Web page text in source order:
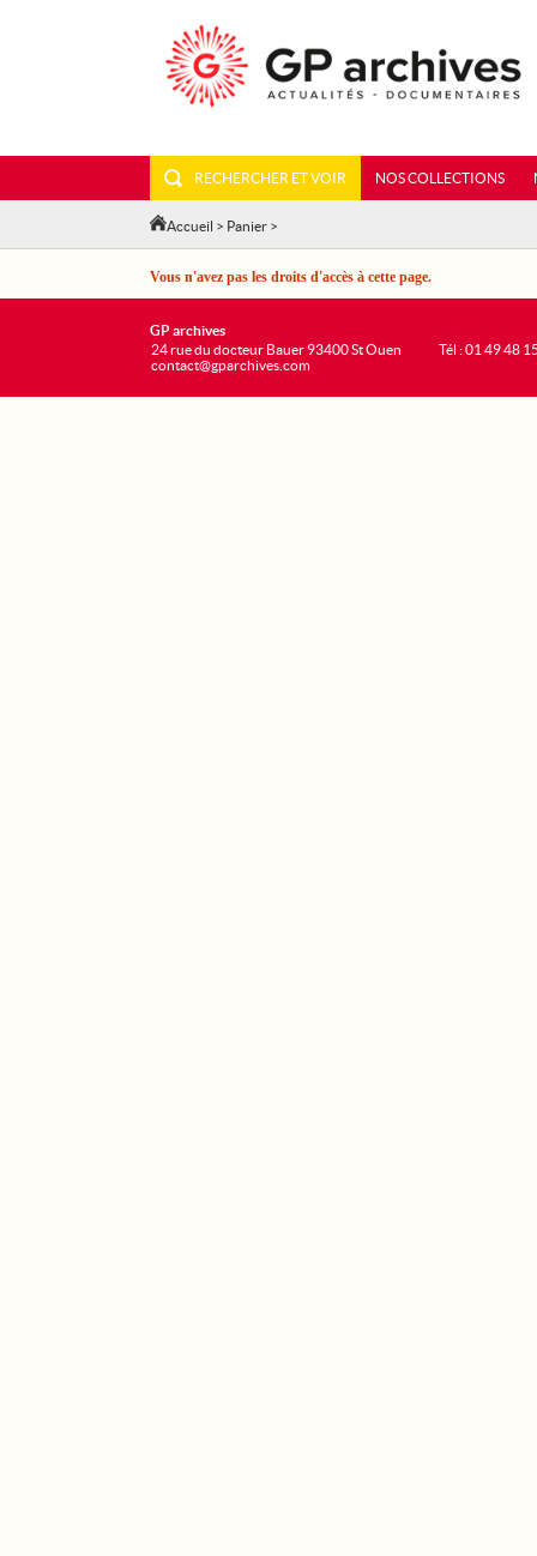
RECHERCHER ET VOIR NOS COLLECTIONS
Accueil > Panier >
Vous n'avez pas les droits d'accès à cette page.
GP archives
24 rue du docteur Bauer 93400 St Ouen
contact@gparchives.com
Tél : 01 49 48